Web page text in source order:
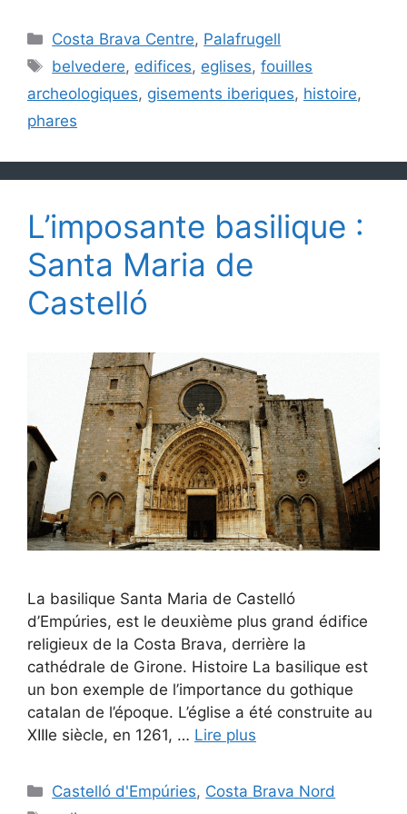
Catégories
Costa Brava Centre, Palafrugell
Étiquettes
belvedere, edifices, eglises,fouilles
archeologiques, gisements iberiques, histoire,
phares
L’imposante basilique :
Santa Maria de
Castelló
La basilique Santa Maria de Castelló
d’Empúries, est le deuxième plus grand édifice
religieux de la Costa Brava, derrière la
cathédrale de Girone. Histoire La basilique est
un bon exemple de l’importance du gothique
catalan de l’époque. L’église a été construite au
XIIIe siècle, en 1261, … Lire plus
Catégories
Castelló d'Empúries, Costa Brava Nord